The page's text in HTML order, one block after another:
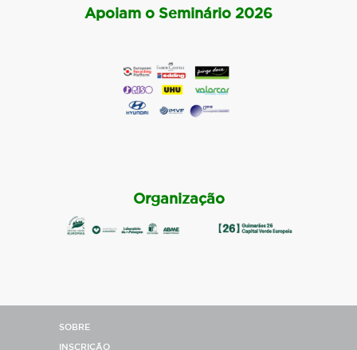
Apoiam o Seminário 2026
Organização
SOBRE
INSCRIÇÃO